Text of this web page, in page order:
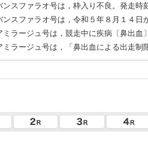
ンスファラオ号は，枠入り不良。発走時
ンスファラオ号は，令和５年８月１４日
ミラージュ号は，競走中に疾病〔鼻出血
ミラージュ号は，「鼻出血による出走制